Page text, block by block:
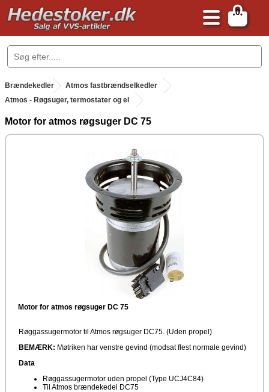
0
.
Brændekedler . Atmos fastbrændselkedler
Atmos - Røgsuger, termostater og el
Motor for atmos røgsuger DC 75
Motor for atmos røgsuger DC 75
Røggassugermotor til Atmos røgsuger DC75. (Uden propel)
BEMÆRK: Møtriken har venstre gevind (modsat flest normale gevind)
Data
Røggassugermotor uden propel (Type UCJ4C84)
Til Atmos brændekedel DC75